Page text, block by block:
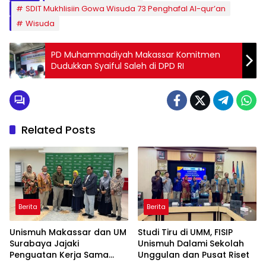
SDIT Mukhlisiin Gowa Wisuda 73 Penghafal Al-qur’an
Wisuda
PD Muhammadiyah Makassar Komitmen
Dudukkan Syaiful Saleh di DPD RI
Related Posts
Berita
Unismuh Makassar dan UM
Surabaya Jajaki
Penguatan Kerja Sama
Berita
Studi Tiru di UMM, FISIP
Unismuh Dalami Sekolah
Unggulan dan Pusat Riset